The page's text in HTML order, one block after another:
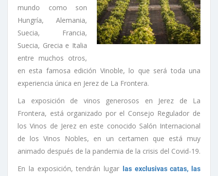
mundo como son
Hungría, Alemania,
Suecia, Francia,
Suecia, Grecia e Italia
entre muchos otros,
en esta famosa edición Vinoble, lo que será toda una
experiencia única en Jerez de La Frontera.
La exposición de vinos generosos en Jerez de La
Frontera, está organizado por el Consejo Regulador de
los Vinos de Jerez en este conocido Salón Internacional
de los Vinos Nobles, en un certamen que está muy
animado después de la pandemia de la crisis del Covid-19.
En la exposición, tendrán lugar
las exclusivas catas, las